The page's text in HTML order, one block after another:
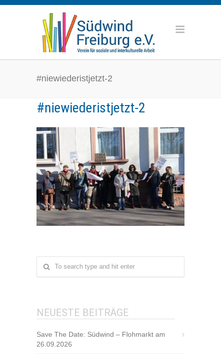
#niewiederistjetzt-2
#niewiederistjetzt-2
NEUESTE BEITRÄGE
Save The Date: Südwind – Flohmarkt am
26.09.2026